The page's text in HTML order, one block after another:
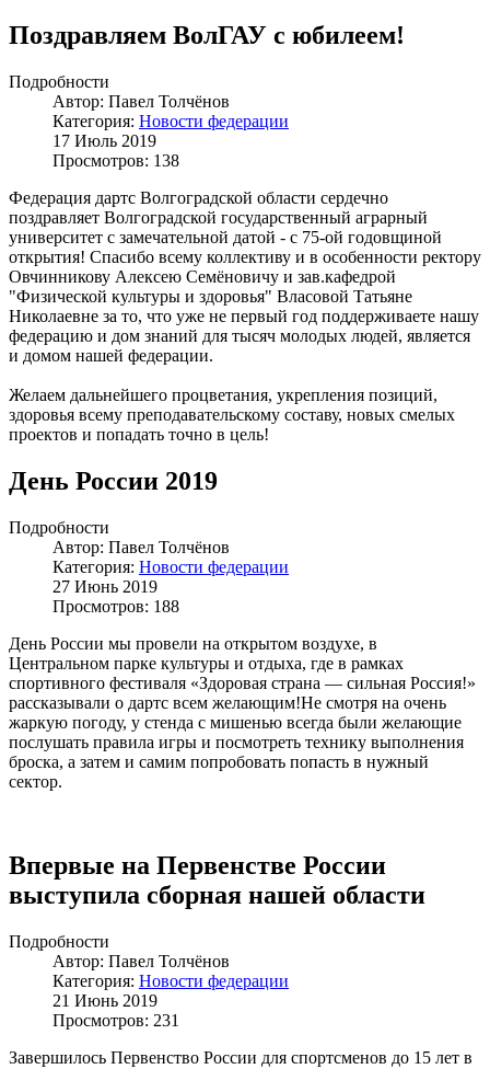
Поздравляем ВолГАУ с юбилеем!
Подробности
Автор: Павел Толчёнов
Категория: Новости федерации
17 Июль 2019
Просмотров: 138
Федерация дартс Волгоградской области сердечно
поздравляет Волгоградской государственный аграрный
университет с замечательной датой - с 75-ой годовщиной
открытия! Спасибо всему коллективу и в особенности ректору
Овчинникову Алексею Семёновичу и зав.кафедрой
"Физической культуры и здоровья" Власовой Татьяне
Николаевне за то, что уже не первый год поддерживаете нашу
федерацию и дом знаний для тысяч молодых людей, является
и домом нашей федерации.
Желаем дальнейшего процветания, укрепления позиций,
здоровья всему преподавательскому составу, новых смелых
проектов и попадать точно в цель!
День России 2019
Подробности
Автор: Павел Толчёнов
Категория: Новости федерации
27 Июнь 2019
Просмотров: 188
День России мы провели на открытом воздухе, в
Центральном парке культуры и отдыха, где в рамках
спортивного фестиваля «Здоровая страна — сильная Россия!»
рассказывали о дартс всем желающим!Не смотря на очень
жаркую погоду, у стенда с мишенью всегда были желающие
послушать правила игры и посмотреть технику выполнения
броска, а затем и самим попробовать попасть в нужный
сектор.
Впервые на Первенстве России
выступила сборная нашей области
Подробности
Автор: Павел Толчёнов
Категория: Новости федерации
21 Июнь 2019
Просмотров: 231
Завершилось Первенство России для спортсменов до 15 лет в